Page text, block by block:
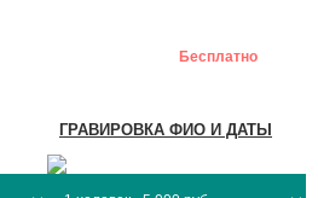
Бесплатно
ГРАВИРОВКА ФИО И ДАТЫ